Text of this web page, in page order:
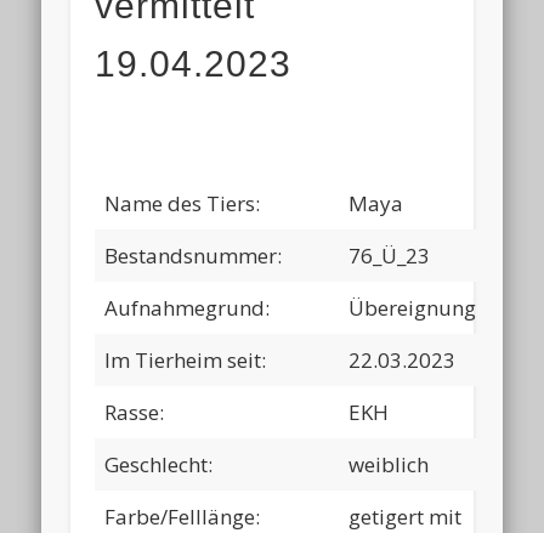
19.04.2023
Name des Tiers:
Maya
Bestandsnummer:
76_Ü_23
Aufnahmegrund:
Übereignung
Im Tierheim seit:
22.03.2023
Rasse:
EKH
Geschlecht:
weiblich
Farbe/Felllänge:
getigert mit